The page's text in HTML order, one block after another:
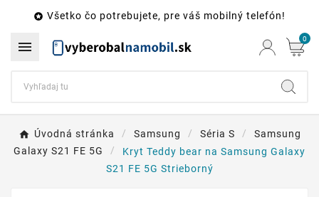
 Všetko čo potrebujete, pre váš mobilný telefón!
 0
Úvodná stránka Samsung Séria S
Samsung
Galaxy S21 FE 5G
Kryt Teddy bear na Samsung Galaxy
S21 FE 5G Strieborný